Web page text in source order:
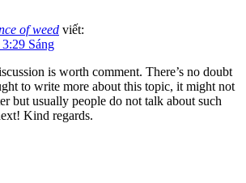
of weed viết:
Sáng
is worth comment. There’s no doubt
to write more about this topic, it might not
but usually people do not talk about such
Kind regards.